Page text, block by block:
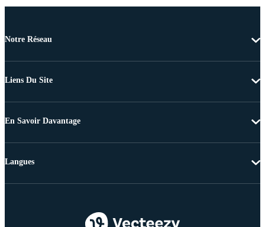
Notre Réseau
Liens Du Site
En Savoir Davantage
Langues